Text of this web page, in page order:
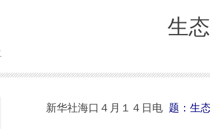
生
新华社海口４月１４日电 题：生